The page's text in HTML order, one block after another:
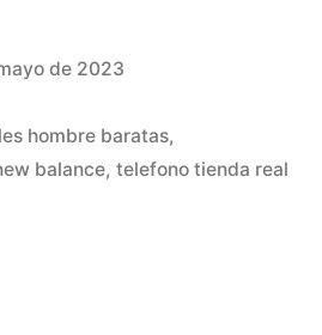
de 2023
hombre baratas,
balance, telefono tienda real